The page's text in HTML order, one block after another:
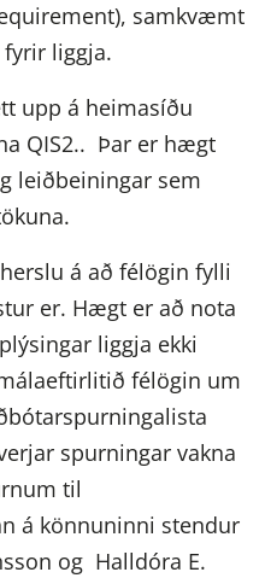
samkvæmt
liggja.
upp á heimasíðu
QIS2.. Þar er hægt
leiðbeiningar sem
á að félögin fylli
er. Hægt er að nota
liggja ekki
félögin um
spurningar vakna
til
á könnuninni stendur
og Halldóra E.